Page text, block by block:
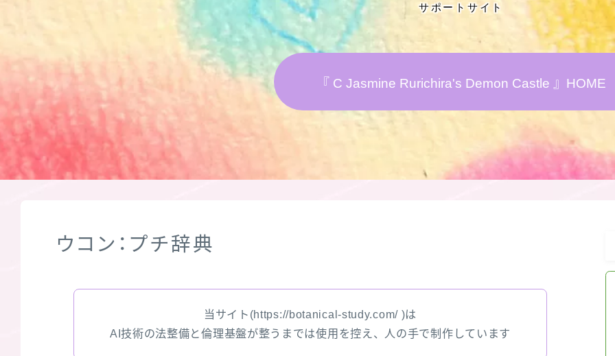
お知らせ
公式ウェブサイト『Botanical Study』
Cジャスミン瑠璃地楽の主な活動先リン
★スペシャルアロマハーブ４択クイズ
サポートサイト
『 C Jasmine Rurichira's Demon Castle 』HOME
ウコン：プチ辞典
当サイト(https://botanical-study.com/ )は
AI技術の法整備と倫理基盤が整うまでは使用を控え、人の手で制作しています